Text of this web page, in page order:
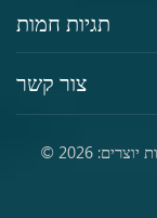
תגיות חמות
צור קשר
© זכויות יוצרים: 2026 Guangdong LINSY Home Co., LTD. כל